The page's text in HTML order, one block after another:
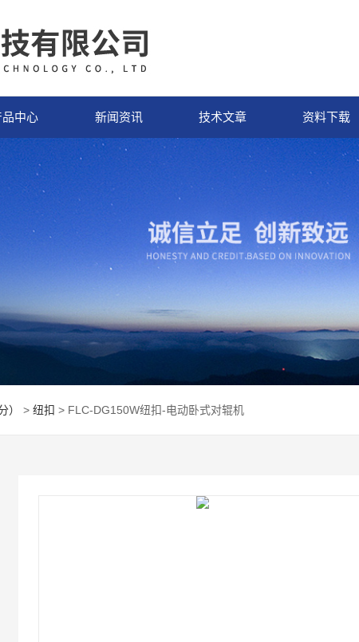
品中心 新闻资讯 技术文章 资料下载
） > 纽扣 > FLC-DG150W纽扣-电动卧式对辊机